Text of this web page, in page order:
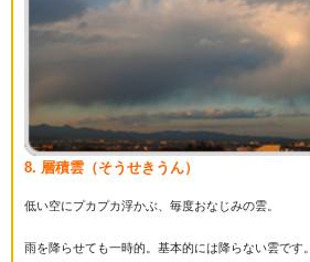
8. 層積雲（そうせきうん）
低い空にプカプカ浮かぶ、毎度おなじみの雲。
雨を降らせても一時的。基本的には降らない雲です。